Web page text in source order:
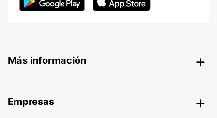
Más información
Empresas